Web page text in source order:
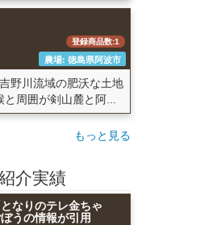
登録商品数:1
農場: 徳島県阿波市
川流域の肥沃な土地
周囲が剣山麓と阿...
もっと見る
介実績
なりのテレ金ちゃ
うの情報が引用